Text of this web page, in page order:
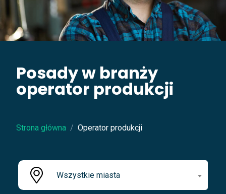
Posady w branży
operator produkcji
Strona główna Operator produkcji
Wszystkie miasta